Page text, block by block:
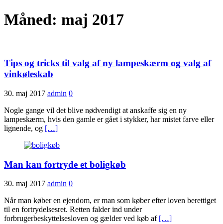
Måned: maj 2017
Tips og tricks til valg af ny lampeskærm og valg af
vinkøleskab
30. maj 2017 admin 0
Nogle gange vil det blive nødvendigt at anskaffe sig en ny
lampeskærm, hvis den gamle er gået i stykker, har mistet farve eller
lignende, og […]
Man kan fortryde et boligkøb
30. maj 2017 admin 0
Når man køber en ejendom, er man som køber efter loven berettiget
til en fortrydelsesret. Retten falder ind under
forbrugerbeskyttelsesloven og gælder ved køb af […]